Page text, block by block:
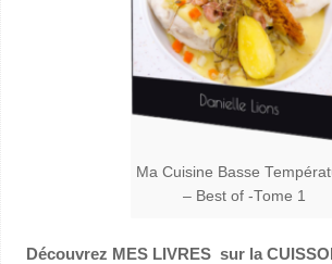
Ma Cuisine Basse
– Best of -Tome 1
Découvrez MES LIVRES sur la